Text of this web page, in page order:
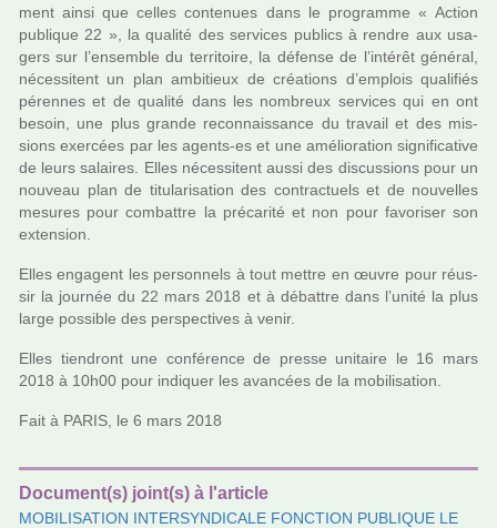
ment ainsi que celles conte­nues dans le pro­gramme « Action
publi­que 22 », la qua­lité des ser­vi­ces publics à rendre aux usa­
gers sur l’ensem­ble du ter­ri­toire, la défense de l’inté­rêt géné­ral,
néces­si­tent un plan ambi­tieux de créa­tions d’emplois qua­li­fiés
péren­nes et de qua­lité dans les nom­breux ser­vi­ces qui en ont
besoin, une plus grande reconnais­sance du tra­vail et des mis­
sions exer­cées par les agents-es et une amé­lio­ra­tion signi­fi­ca­tive
de leurs salai­res. Elles néces­si­tent aussi des dis­cus­sions pour un
nou­veau plan de titu­la­ri­sa­tion des contrac­tuels et de nou­vel­les
mesu­res pour com­bat­tre la pré­ca­rité et non pour favo­ri­ser son
exten­sion.
Elles enga­gent les per­son­nels à tout mettre en œuvre pour réus­
sir la jour­née du 22 mars 2018 et à débat­tre dans l’unité la plus
large pos­si­ble des pers­pec­ti­ves à venir.
Elles tien­dront une confé­rence de presse uni­taire le 16 mars
2018 à 10h00 pour indi­quer les avan­cées de la mobi­li­sa­tion.
Fait à PARIS, le 6 mars 2018
Document(s) joint(s) à l'article
MOBILISATION INTERSYNDICALE FONCTION PUBLIQUE LE